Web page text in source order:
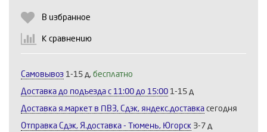
В избранное
К сравнению
Самовывоз 1-15 д, бесплатно
Доставка до подъезда c 11:00 до 15:00 1-15 д
Доставка я.маркет в ПВЗ, Сдэк, яндекс.доставка сегодня
Отправка Сдэк, Я.доставка - Тюмень, Югорск 3-7 д